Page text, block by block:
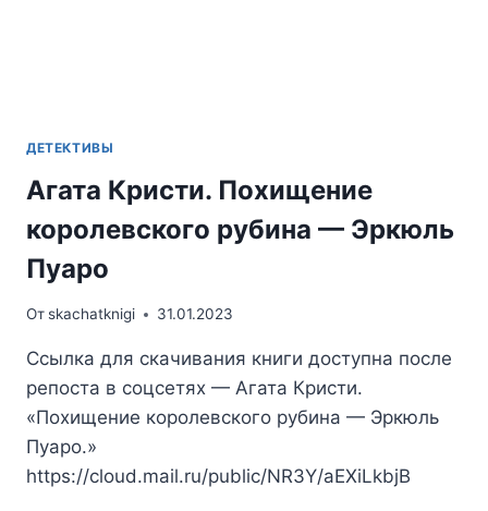
ДЕТЕКТИВЫ
Агата Кристи. Похищение
королевского рубина — Эркюль
Пуаро
Отskachatknigi 31.01.2023
Ссылка для скачивания книги доступна после
репоста в соцсетях — Агата Кристи.
«Похищение королевского рубина — Эркюль
Пуаро.»
https://cloud.mail.ru/public/NR3Y/aEXiLkbjB